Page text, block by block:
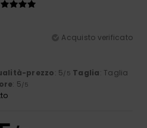
Acquisto verificato
prezzo: 5/5 Taglia: Taglia
: 5/5